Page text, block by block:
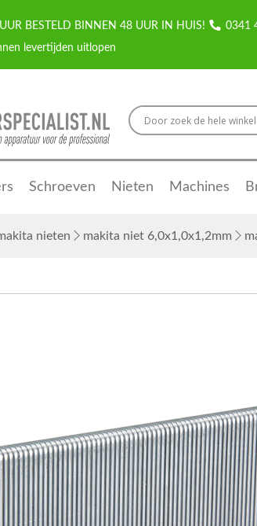
BESTELD BINNEN 48 UUR IN HUIS! 0341
Schroeven Nieten Machines
nieten makita niet 6,0x1,0x1,2mm